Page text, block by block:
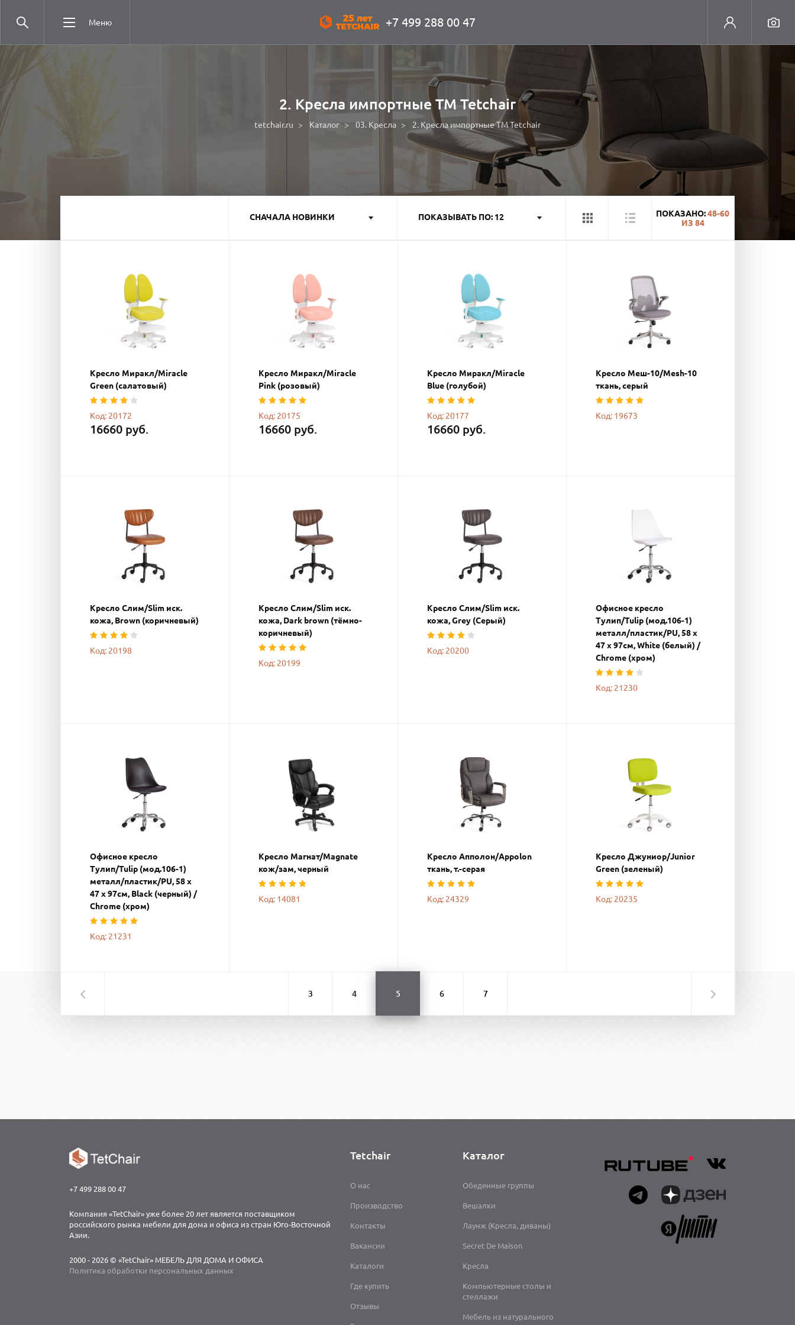
Меню +7 499 288 00 47
2. Кресла импортные ТМ Tetchair
tetchair.ru Каталог 03. Кресла 2. Кресла импортные ТМ Tetchair
СНАЧАЛА НОВИНКИ ПОКАЗЫВАТЬ ПО: 12 ПОКАЗАНО:48-60
ИЗ 84
Кресло Миракл/Miracle
Green (салатовый)
Код: 20172
16660 руб.
Кресло Миракл/Miracle
Pink (розовый)
Код: 20175
16660 руб.
Кресло Миракл/Miracle
Blue (голубой)
Код: 20177
16660 руб.
Кресло Меш-10/Mesh-10
ткань, серый
Код: 19673
Кресло Слим/Slim иск.
кожа, Brown (коричневый)
Код: 20198
Кресло Слим/Slim иск.
кожа, Dark brown (тёмно-
коричневый)
Код: 20199
Кресло Слим/Slim иск.
кожа, Grey (Cерый)
Код: 20200
Офисное кресло
Тулип/Tulip (мод.106-1)
металл/пластик/PU, 58 x
47 x 97см, White (белый) /
Chrome (хром)
Код: 21230
Офисное кресло
Тулип/Tulip (мод.106-1)
металл/пластик/PU, 58 x
47 x 97см, Black (черный) /
Chrome (хром)
Код: 21231
Кресло Магнат/Magnate
кож/зам, черный
Код: 14081
Кресло Апполон/Appolon
ткань, т.-серая
Код: 24329
Кресло Джуниор/Junior
Green (зеленый)
Код: 20235
3 4 5 6 7
+7 499 288 00 47
Компания «TetChair» уже более 20 лет является поставщиком
российского рынка мебели для дома и офиса из стран Юго-Восточной
Азии.
2000 - 2026 © «TetChair» МЕБЕЛЬ ДЛЯ ДОМА И ОФИСА
Политика обработки персональных данных
Tetchair
О нас
Производство
Контакты
Вакансии
Каталоги
Где купить
Отзывы
Каталог
Обеденные группы
Вешалки
Лаунж (Кресла, диваны)
Secret De Maison
Кресла
Компьютерные столы и
стеллажи
Мебель из натурального